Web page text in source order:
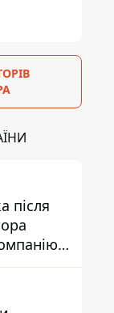
після